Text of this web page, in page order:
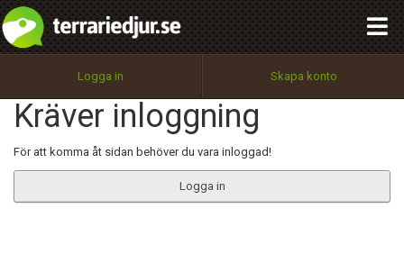
Logga in Skapa konto
Kräver inloggning
För att komma åt sidan behöver du vara inloggad!
Logga in
Utför
100%
OK
integritetspolicy
Namn:
Epost:
Begär nytt lösenord
Tillbaka till förstasidan